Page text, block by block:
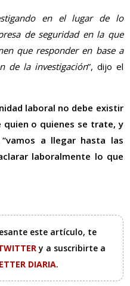
en el lugar de lo
de seguridad en la que
que responder en base a
de la investigación”, dijo el
laboral no debe existir
o quienes se trate, y
a llegar hasta las
laboralmente lo que
este artículo, te
y a suscribirte a
DIARIA.